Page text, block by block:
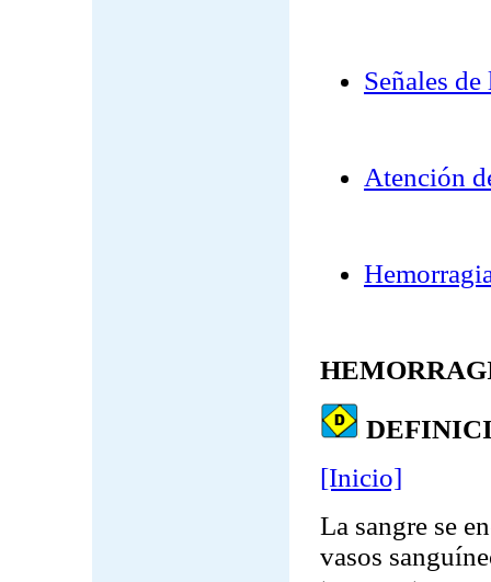
Señales
Atención
[Inicio]
La sangre se
vasos